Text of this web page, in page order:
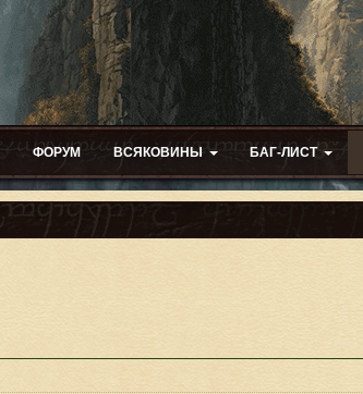
ФОРУМ ВСЯКОВИНЫ БАГ-ЛИСТ